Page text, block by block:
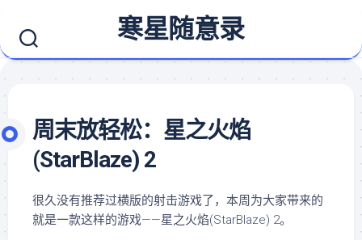
content
寒星随意录
周末放轻松：星之火焰
(StarBlaze) 2
很久没有推荐过横版的射击游戏了，本周为大家带来的
就是一款这样的游戏——星之火焰(StarBlaze) 2。